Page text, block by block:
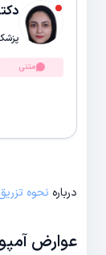
متنی
درباره نحوه
عوارض